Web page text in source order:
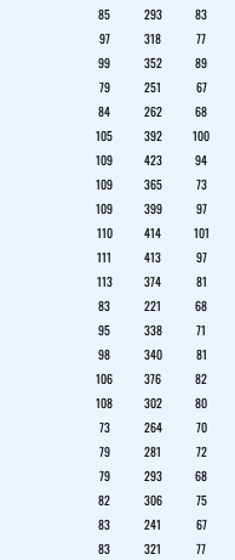
85 293
83
97 318
77
99 352
89
79 251
67
84 262
68
105 392
100
109 423
94
109 365
73
109 399
97
110 414
101
111 413
97
113 374
81
83 221
68
95 338
71
98 340
81
106 376
82
108 302
80
73 264
70
79 281
72
79 293
68
82 306
75
83 241
67
83 321
77